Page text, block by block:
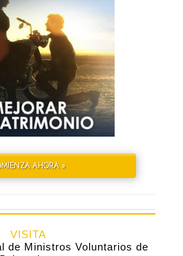
AHORA »
VISITA